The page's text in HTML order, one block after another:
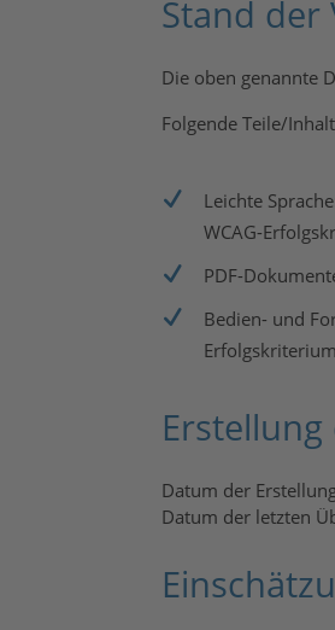
Stand
Die oben genannte
Folgende Teile/
Leichte
WCAG-
PDF-
Bedien- und
Datum der
Datum der letzten